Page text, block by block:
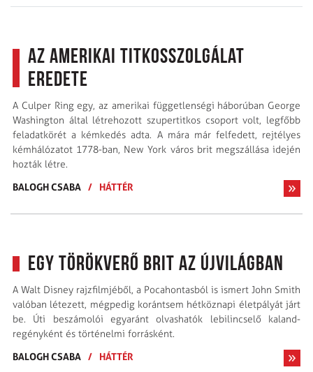
Az amerikai titkosszolgálat
eredete
A Culper Ring egy, az amerikai függetlenségi háborúban George
Washington által létrehozott szupertitkos csoport volt, legfőbb
feladatkörét a kémkedés adta. A mára már felfedett, rejtélyes
kémhálózatot 1778-ban, New York város brit megszállása idején
hozták létre.
BALOGH CSABA / HÁTTÉR
Egy törökverő brit az Újvilágban
A Walt Disney rajzfilmjéből, a Pocahontasból is ismert John Smith
valóban létezett, mégpedig korántsem hétköznapi életpályát járt
be. Úti beszámolói egyaránt olvashatók lebilincselő kaland­
regényként és történelmi forrásként.
BALOGH CSABA / HÁTTÉR